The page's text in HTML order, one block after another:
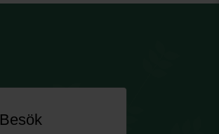
Besök